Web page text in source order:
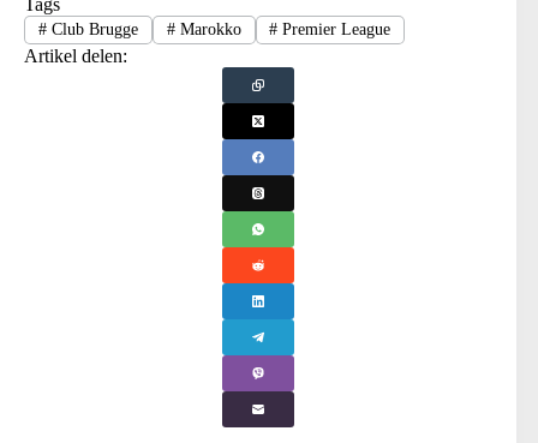
Tags
#Club Brugge #Marokko # Premier League
Artikel delen: